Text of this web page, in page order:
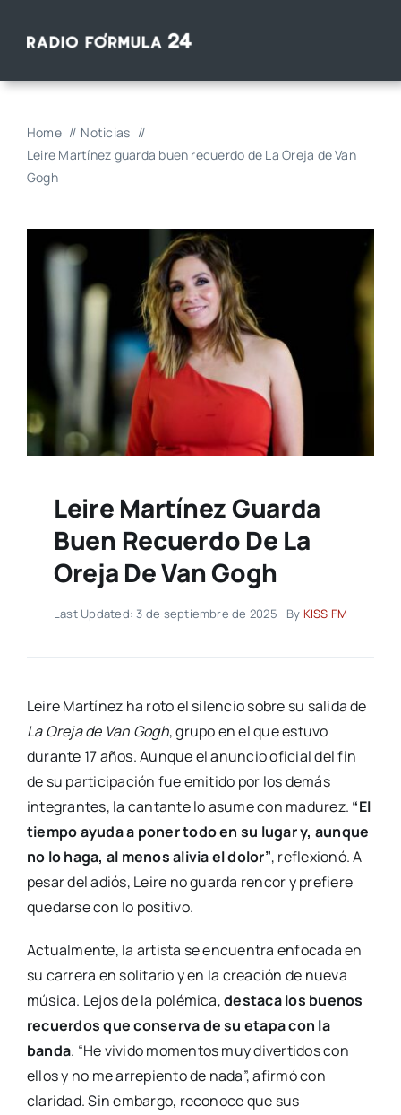
Home
Noticias
Leire Martínez guarda buen recuerdo de La Oreja de Van
Gogh
Leire Martínez Guarda
Buen Recuerdo De La
Oreja De Van Gogh
Last Updated: 3 de septiembre de 2025 By KISS FM
Leire Martínez ha roto el silencio sobre su salida de
La Oreja de Van Gogh, grupo en el que estuvo
durante 17 años. Aunque el anuncio oficial del fin
de su participación fue emitido por los demás
integrantes, la cantante lo asume con madurez. “El
tiempo ayuda a poner todo en su lugar y, aunque
no lo haga, al menos alivia el dolor”, reflexionó. A
pesar del adiós, Leire no guarda rencor y prefiere
quedarse con lo positivo.
Actualmente, la artista se encuentra enfocada en
su carrera en solitario y en la creación de nueva
música. Lejos de la polémica,destaca los buenos
recuerdos que conserva de su etapa con la
banda. “He vivido momentos muy divertidos con
ellos y no me arrepiento de nada”, afirmó con
claridad. Sin embargo, reconoce que sus